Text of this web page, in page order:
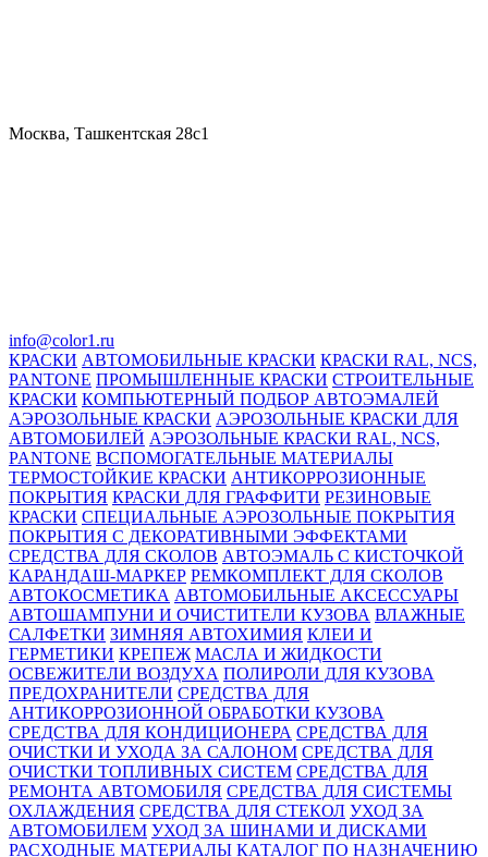
Москва, Ташкентская 28с1
info@color1.ru
КРАСКИ АВТОМОБИЛЬНЫЕ КРАСКИ КРАСКИ RAL, NCS,
PANTONE ПРОМЫШЛЕННЫЕ КРАСКИ СТРОИТЕЛЬНЫЕ
КРАСКИ КОМПЬЮТЕРНЫЙ ПОДБОР АВТОЭМАЛЕЙ
АЭРОЗОЛЬНЫЕ КРАСКИ АЭРОЗОЛЬНЫЕ КРАСКИ ДЛЯ
АВТОМОБИЛЕЙ АЭРОЗОЛЬНЫЕ КРАСКИ RAL, NCS,
PANTONE ВСПОМОГАТЕЛЬНЫЕ МАТЕРИАЛЫ
ТЕРМОСТОЙКИЕ КРАСКИ АНТИКОРРОЗИОННЫЕ
ПОКРЫТИЯ КРАСКИ ДЛЯ ГРАФФИТИ РЕЗИНОВЫЕ
КРАСКИ СПЕЦИАЛЬНЫЕ АЭРОЗОЛЬНЫЕ ПОКРЫТИЯ
ПОКРЫТИЯ С ДЕКОРАТИВНЫМИ ЭФФЕКТАМИ
СРЕДСТВА ДЛЯ СКОЛОВ АВТОЭМАЛЬ С КИСТОЧКОЙ
КАРАНДАШ-МАРКЕР РЕМКОМПЛЕКТ ДЛЯ СКОЛОВ
АВТОКОСМЕТИКА АВТОМОБИЛЬНЫЕ АКСЕССУАРЫ
АВТОШАМПУНИ И ОЧИСТИТЕЛИ КУЗОВА ВЛАЖНЫЕ
САЛФЕТКИ ЗИМНЯЯ АВТОХИМИЯ КЛЕИ И
ГЕРМЕТИКИ КРЕПЕЖ МАСЛА И ЖИДКОСТИ
ОСВЕЖИТЕЛИ ВОЗДУХА ПОЛИРОЛИ ДЛЯ КУЗОВА
ПРЕДОХРАНИТЕЛИ СРЕДСТВА ДЛЯ
АНТИКОРРОЗИОННОЙ ОБРАБОТКИ КУЗОВА
СРЕДСТВА ДЛЯ КОНДИЦИОНЕРА СРЕДСТВА ДЛЯ
ОЧИСТКИ И УХОДА ЗА САЛОНОМ СРЕДСТВА ДЛЯ
ОЧИСТКИ ТОПЛИВНЫХ СИСТЕМ СРЕДСТВА ДЛЯ
РЕМОНТА АВТОМОБИЛЯ СРЕДСТВА ДЛЯ СИСТЕМЫ
ОХЛАЖДЕНИЯ СРЕДСТВА ДЛЯ СТЕКОЛ УХОД ЗА
АВТОМОБИЛЕМ УХОД ЗА ШИНАМИ И ДИСКАМИ
РАСХОДНЫЕ МАТЕРИАЛЫ КАТАЛОГ ПО НАЗНАЧЕНИЮ